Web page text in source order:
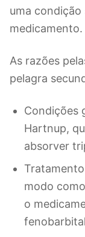
uma condição
medicamento.
As razões
pelagra
Condições
Hartnup,
absorver
modo
o